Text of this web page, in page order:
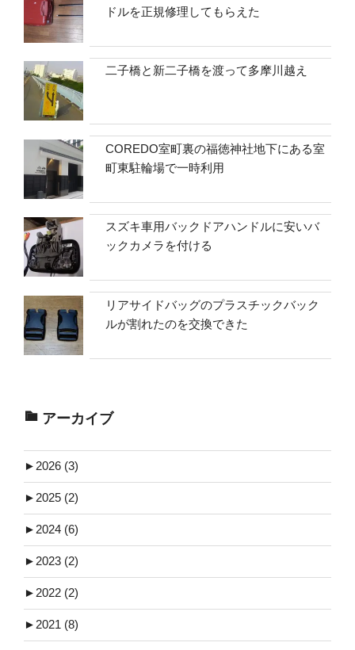
ドルを正規修理してもらえた
二子橋と新二子橋を渡って多摩川越え
COREDO室町裏の福徳神社地下にある室
町東駐輪場で一時利用
スズキ車用バックドアハンドルに安いバ
ックカメラを付ける
リアサイドバッグのプラスチックバック
ルが割れたのを交換できた
アーカイブ
► 2026 (3)
► 2025 (2)
► 2024 (6)
► 2023 (2)
► 2022 (2)
► 2021 (8)